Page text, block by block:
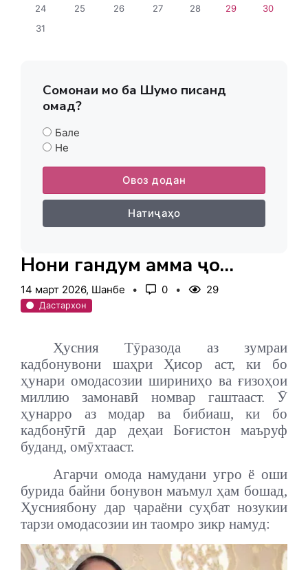
24
25 26 27 28 29
30
31
Сомонаи мо ба Шумо писанд
омад?
Бале
Не
Овоз додан
Натиҷаҳо
Нони гандум ҳамма ҷо…
14 март 2026, Шанбе 0 29
Дастархон
Ҳусния Тӯразода аз зумраи
кадбонувони шаҳри Ҳисор аст, ки бо
ҳунари омодасозии шириниҳо ва ғизоҳои
миллию замонавӣ номвар гаштааст.
Ӯ
ҳунарро аз модар ва бибиаш, ки бо
кадбонӯгӣ дар деҳаи Боғистон маъруф
буданд, омӯхтааст.
Агарчи омода намудани угро ё оши
бурида байни бонувон маъмул ҳам бошад,
Ҳусниябону дар ҷараёни суҳбат нозукии
тарзи омодасозии ин таомро зикр намуд: